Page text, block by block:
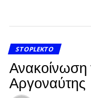
STOPLEKTO
Ανακοίνωση
Αργοναύτης